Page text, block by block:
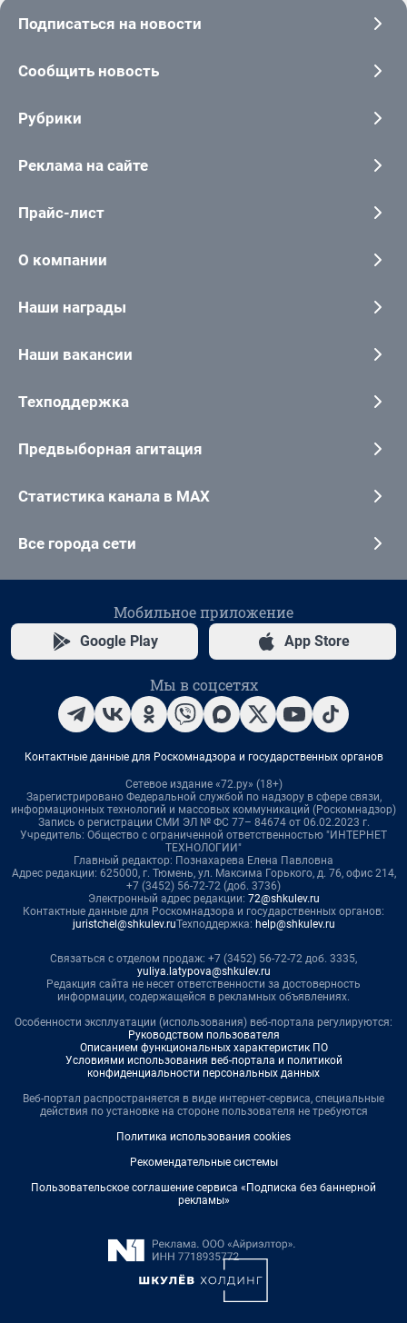
Подписаться на новости
Сообщить новость
Рубрики
Реклама на сайте
Прайс-лист
О компании
Наши награды
Наши вакансии
Техподдержка
Предвыборная агитация
Статистика канала в MAX
Все города сети
Мобильное приложение
Google Play App Store
Мы в соцсетях
Контактные данные для Роскомнадзора и государственных органов
Сетевое издание «72.ру» (18+)
Зарегистрировано Федеральной службой по надзору в сфере связи,
информационных технологий и массовых коммуникаций (Роскомнадзор)
Запись о регистрации СМИ ЭЛ № ФС 77– 84674 от 06.02.2023 г.
Учредитель: Общество с ограниченной ответственностью "ИНТЕРНЕТ
ТЕХНОЛОГИИ"
Главный редактор: Познахарева Елена Павловна
Адрес редакции: 625000, г. Тюмень, ул. Максима Горького, д. 76, офис 214,
+7 (3452) 56-72-72 (доб. 3736)
Электронный адрес редакции: 72@shkulev.ru
Контактные данные для Роскомнадзора и государственных органов:
juristchel@shkulev.ruТехподдержка: help@shkulev.ru
Связаться с отделом продаж: +7 (3452) 56-72-72 доб. 3335,
yuliya.latypova@shkulev.ru
Редакция сайта не несет ответственности за достоверность
информации, содержащейся в рекламных объявлениях.
Особенности эксплуатации (использования) веб-портала регулируются:
Руководством пользователя
Описанием функциональных характеристик ПО
Условиями использования веб-портала и политикой
конфиденциальности персональных данных
Веб-портал распространяется в виде интернет-сервиса, специальные
действия по установке на стороне пользователя не требуются
Политика использования cookies
Рекомендательные системы
Пользовательское соглашение сервиса «Подписка без баннерной
рекламы»